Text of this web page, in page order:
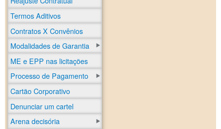
Termos Aditivos
Contratos X Convênios
Modalidades de Garantia
ME e EPP nas licitações
Processo de Pagamento
Cartão Corporativo
Denunciar um cartel
Arena decisória